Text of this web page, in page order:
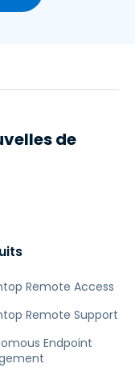
Remote Access
Remote Support
Endpoint
de